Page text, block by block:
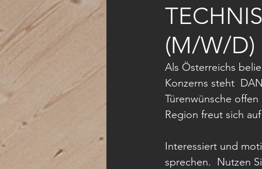
(M/W/D)
Als Österreichs
Konzerns steht
Türenwünsche
Region freut sich
Interessiert und
sprechen.  Nutzen